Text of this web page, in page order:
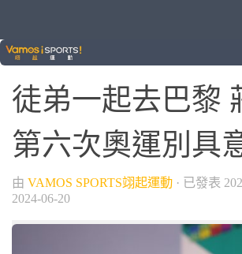
晚安體育新聞
徒弟一起去巴黎
第六次奧運別具
由 VAMOS SPORTS翊起運動 · 已發表
2024-06-20